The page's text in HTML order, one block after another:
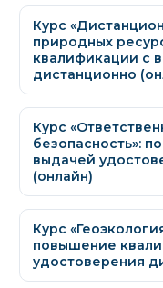
Курс
природных
квалификации с
дистанционно
Курс
безопасность»:
выдачей
(онлайн)
Курс
повышение
удостоверения